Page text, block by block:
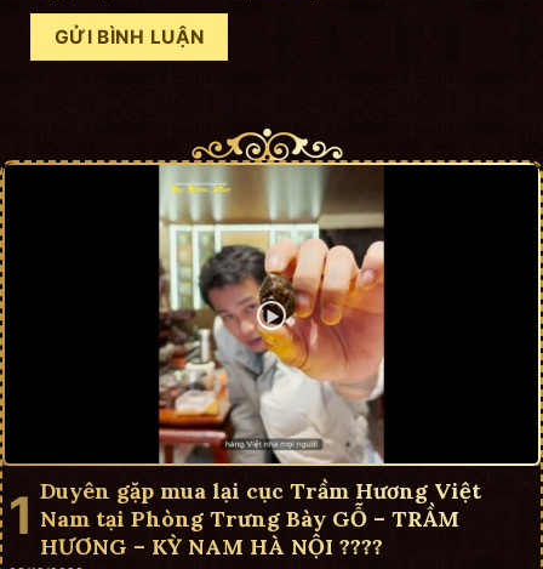
Duyên gặp mua lại cục Trầm Hương Việt
Nam tại Phòng Trưng Bày GỖ – TRẦM
HƯƠNG – KỲ NAM HÀ NỘI ????